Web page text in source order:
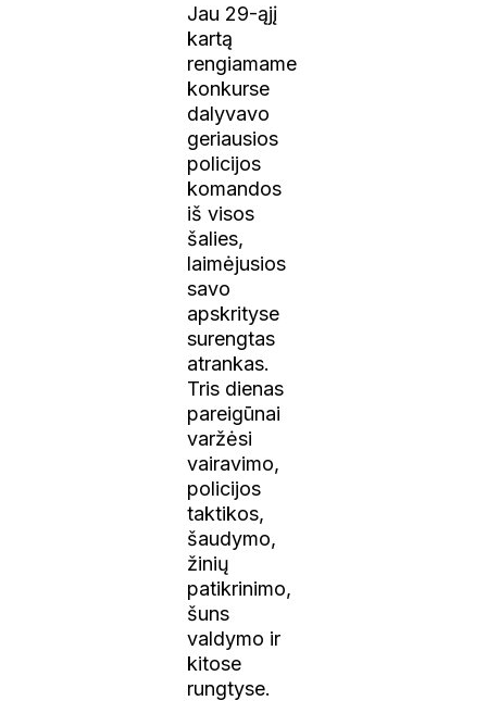
Jau 29-ąjį
kartą
rengiamame
konkurse
dalyvavo
geriausios
policijos
komandos
iš visos
šalies,
laimėjusios
savo
apskrityse
surengtas
atrankas.
Tris dienas
pareigūnai
varžėsi
vairavimo,
policijos
taktikos,
šaudymo,
žinių
patikrinimo,
šuns
valdymo ir
kitose
rungtyse.